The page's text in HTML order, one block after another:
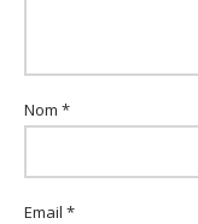
Nom *
Email *